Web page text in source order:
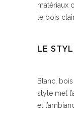
matériaux
le bois
LE
Blanc,
style met
et